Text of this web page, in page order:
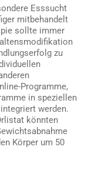
Esssucht
mitbehandelt
sollte immer
zu
Programme,
in speziellen
werden.
könnten
Körper um 50